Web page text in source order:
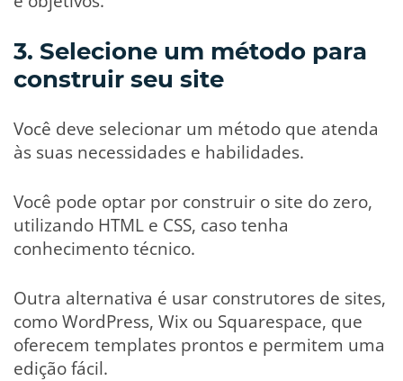
3. Selecione um método para
construir seu site
Você deve selecionar um método que atenda
às suas necessidades e habilidades.
Você pode optar por construir o site do zero,
utilizando HTML e CSS, caso tenha
conhecimento técnico.
Outra alternativa é usar construtores de sites,
como WordPress, Wix ou Squarespace, que
oferecem templates prontos e permitem uma
edição fácil.